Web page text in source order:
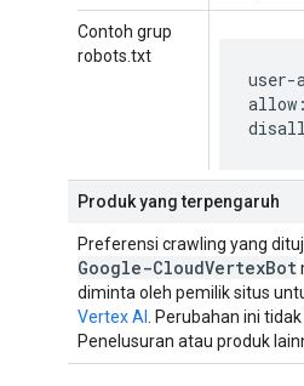
Contoh grup
robots.txt
user-
Produk yang terpengaruh
Preferensi crawling yang
Google-CloudVertexBot
diminta oleh pemilik situs
Vertex AI
. Perubahan ini
Penelusuran atau produk